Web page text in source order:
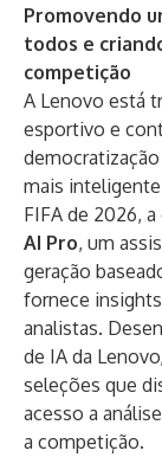
Promovendo
todos e
competição
A Lenovo está
esportivo e
mais inteligente
FIFA de 2026,
AI Pro, um
geração
fornece
analistas.
de IA da Lenovo
seleções que
acesso a
a competição.